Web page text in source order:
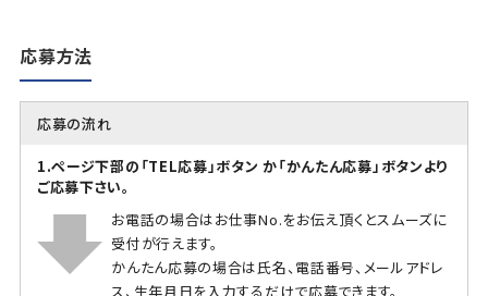
応募方法
応募の流れ
1.ページ下部の「TEL応募」ボタン か「かんたん応募」ボタンより
ご応募下さい。
お電話の場合はお仕事No.をお伝え頂くとスムーズに
受付が行えます。
かんたん応募の場合は氏名、電話番号、メールアドレ
ス、生年月日を入力するだけで応募できます。